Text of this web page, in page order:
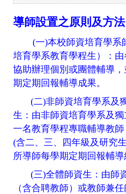
導師設置之原則及方法
(一)本校師資培育學系
培育學系教育學程生）：
協助辦理個別或團體輔導
期定期回報輔導成果。
(二)非師資培育學系及
生： 由非師資培育學系及
一名教育學程專職輔導教
(含二、三、四年級及研究
所導師每學期定期回報輔導
(三)全體師資生： 由師
（含合聘教師）或教師兼